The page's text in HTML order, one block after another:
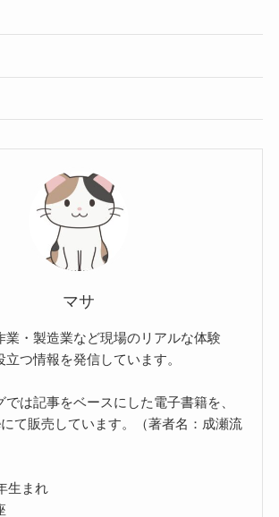
マサ
業・製造業など現場のリアルな体験
立つ情報を発信しています。
では記事をベースにした電子書籍を、
て販売しています。（著者名：成瀬流
年生まれ